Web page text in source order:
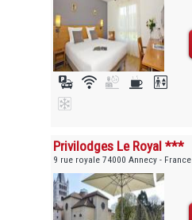
Privilodges Le Royal ***
9 rue royale 74000 Annecy - France